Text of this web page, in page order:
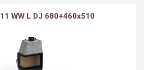
WW L DJ 680+460x510